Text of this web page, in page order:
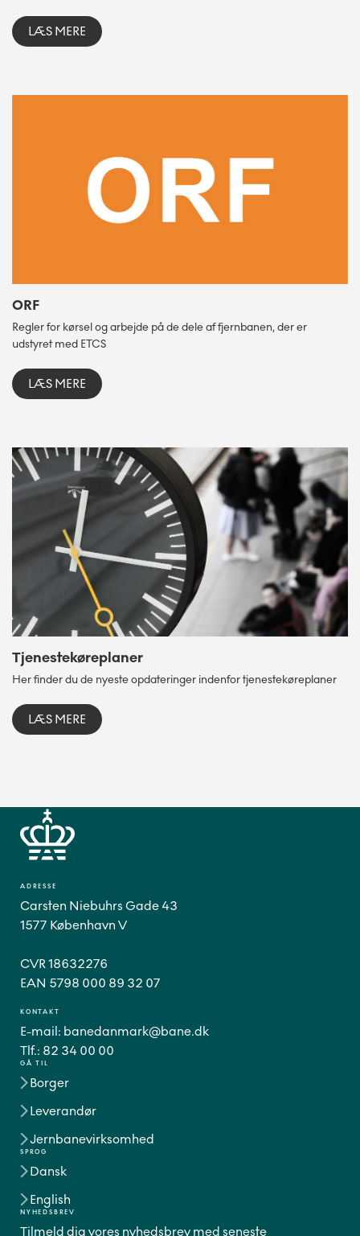
LÆS MERE
ORF
Regler for kørsel og arbejde på de dele af fjernbanen, der er
udstyret med ETCS
LÆS MERE
Tjenestekøreplaner
Her finder du de nyeste opdateringer indenfor tjenestekøreplaner
LÆS MERE
GÅ TIL
Borger
Leverandør
Jernbanevirksomhed
SPROG
Dansk
English
ADRESSE
Carsten Niebuhrs Gade 43
1577 København V
CVR 18632276
EAN 5798 000 89 32 07
KONTAKT
E-mail: banedanmark@bane.dk
Tlf.: 82 34 00 00
NYHEDSBREV
Tilmeld dig vores nyhedsbrev med seneste